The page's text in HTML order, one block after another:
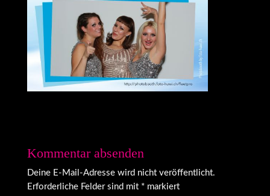
Kommentar absenden
Deine E-Mail-Adresse wird nicht veröffentlicht.
Erforderliche Felder sind mit *markiert